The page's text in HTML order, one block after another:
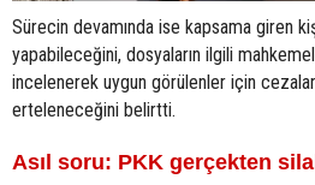
Sürecin devamında ise kapsama giren
yapabileceğini, dosyaların ilgili
incelenerek uygun görülenler için
erteleneceğini belirtti.
Asıl soru: PKK gerçekten